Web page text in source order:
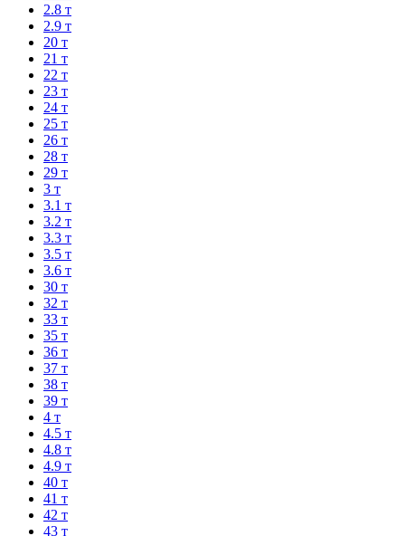
2.8 т
2.9 т
20 т
21 т
22 т
23 т
24 т
25 т
26 т
28 т
29 т
3 т
3.1 т
3.2 т
3.3 т
3.5 т
3.6 т
30 т
32 т
33 т
35 т
36 т
37 т
38 т
39 т
4 т
4.5 т
4.8 т
4.9 т
40 т
41 т
42 т
43 т